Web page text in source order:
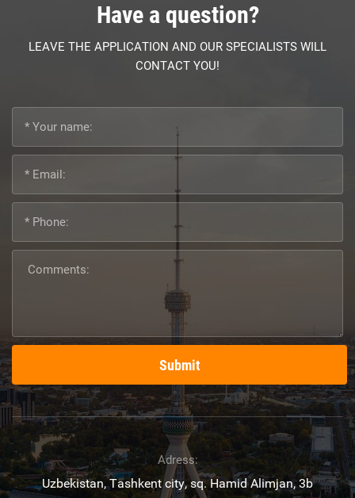
Have a question?
LEAVE THE APPLICATION AND OUR SPECIALISTS WILL
CONTACT YOU!
Submit
Adress:
Uzbekistan, Tashkent city, sq. Hamid Alimjan, 3b